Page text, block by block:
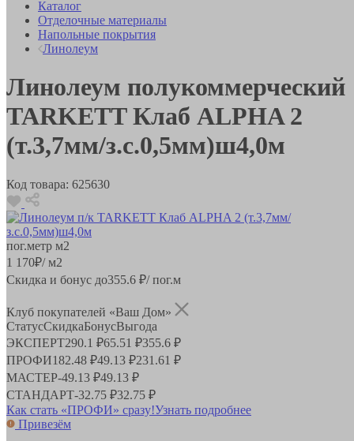
Каталог
Отделочные материалы
Напольные покрытия
Линолеум
Линолеум полукоммерческий
TARKETT Клаб ALPHA 2
(т.3,7мм/з.с.0,5мм)ш4,0м
Код товара: 625630
пог.метр м2
1 170₽/ м2
Скидка и бонус до355.6 ₽/ пог.м
Клуб покупателей «Ваш Дом»
СтатусСкидкаБонусВыгода
ЭКСПЕРТ290.1 ₽65.51 ₽355.6 ₽
ПРОФИ182.48 ₽49.13 ₽231.61 ₽
МАСТЕР-49.13 ₽49.13 ₽
СТАНДАРТ-32.75 ₽32.75 ₽
Как стать «ПРОФИ» сразу!Узнать подробнее
Привезём